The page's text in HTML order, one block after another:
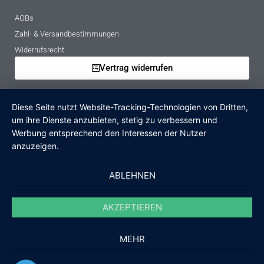
AGBs
Zahl- & Versandbestimmungen
Widerrufsrecht
Vertrag widerrufen
Hinweise zur Batterieentsorgung
Altgeräteverordnung
Verpackungsregister
Diese Seite nutzt Website-Tracking-Technologien von Dritten,
um ihre Dienste anzubieten, stetig zu verbessern und
Werbung entsprechend den Interessen der Nutzer
anzuzeigen.
ABLEHNEN
AKZEPTIEREN
MEHR